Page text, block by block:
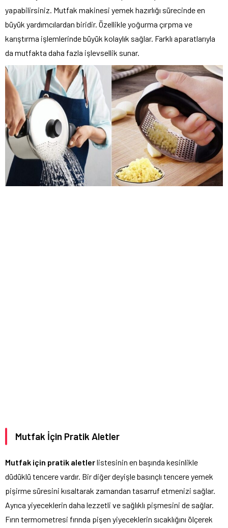
yapabilirsiniz. Mutfak makinesi yemek hazırlığı sürecinde en
büyük yardımcılardan biridir. Özellikle yoğurma çırpma ve
karıştırma işlemlerinde büyük kolaylık sağlar. Farklı aparatlarıyla
da mutfakta daha fazla işlevsellik sunar.
Mutfak İçin Pratik Aletler
Mutfak için pratik aletlerlistesinin en başında kesinlikle
düdüklü tencere vardır. Bir diğer deyişle basınçlı tencere yemek
pişirme süresini kısaltarak zamandan tasarruf etmenizi sağlar.
Ayrıca yiyeceklerin daha lezzetli ve sağlıklı pişmesini de sağlar.
Fırın termometresi fırında pişen yiyeceklerin sıcaklığını ölçerek